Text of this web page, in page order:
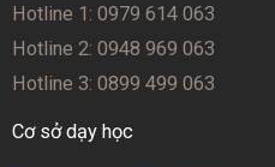
Hotline 1: 0979 614 063
Hotline 2: 0948 969 063
Hotline 3: 0899 499 063
Cơ sở dạy học